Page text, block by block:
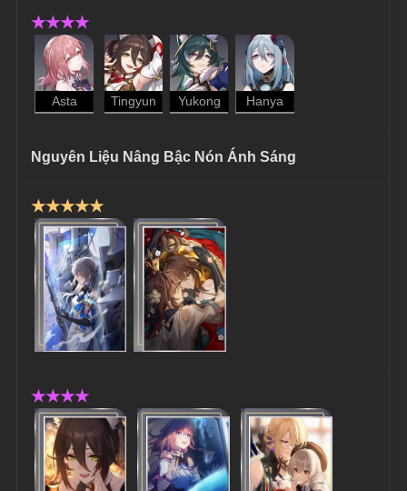
★★★★
Asta Tingyun Yukong Hanya
Nguyên Liệu Nâng Bậc Nón Ánh Sáng
★★★★★
★★★★